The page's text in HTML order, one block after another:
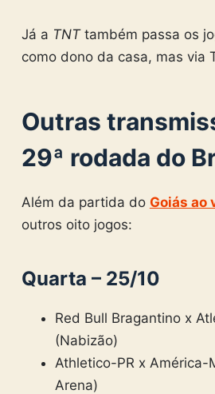
Já a TNTtambém passa os
como dono da casa, mas via
Outras
29ª rodada do
Além da partida do Goiás ao
outros oito jogos:
Quarta – 25/10
Red Bull Bragantino x
(Nabizão)
Athletico-PR x
Arena)